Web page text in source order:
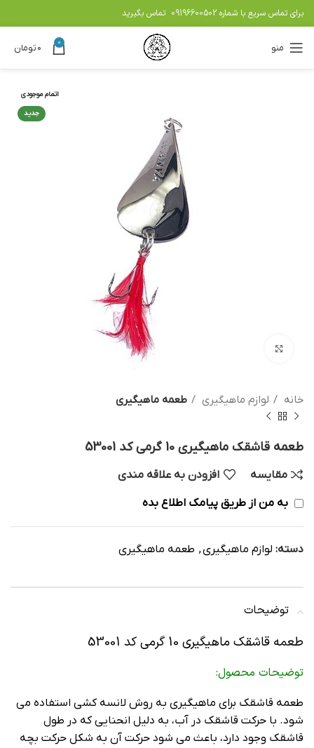
برای تماس سریع با شماره 09196600502 تماس بگیرید
منو 0 ۰تومان
اتمام موجودی
جدید
خانه لوازم ماهیگیری طعمه ماهیگیری
طعمه قاشقک ماهیگیری 10 گرمی کد 53001
مقایسه افزودن به علاقه مندی
به من از طریق پیامک اطلاع بده
دسته: لوازم ماهیگیری, طعمه ماهیگیری
توضیحات
طعمه قاشقک ماهیگیری 10 گرمی کد 53001
توضیحات محصول:
طعمه قاشقک برای ماهیگیری به روش لانسه کشی استفاده می
شود. با حرکت قاشقک در آب، به دلیل انحنایی که در طول
قاشقک وجود دارد، باعث می شود حرکت آن به شکل حرکت بچه